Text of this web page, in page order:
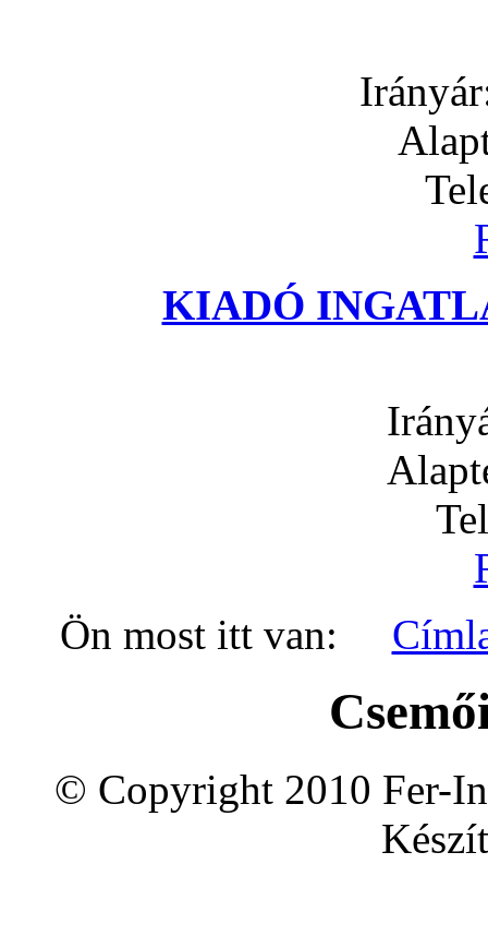
KIADÓ
Ön most itt van:
© Copyright 2010 Fer-